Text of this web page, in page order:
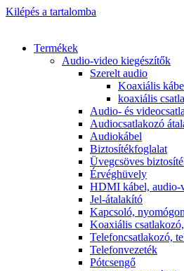
Kilépés a tartalomba
Termékek
Audio-video kiegészítők
Szerelt audio
Koaxiális
koaxiális
Audio- és
Audiocsatlakozó
Audiokábel
Biztosítékfoglalat
Üvegcsöves
Érvéghüvely
HDMI kábel, audio-
Jel-átalakító
Kapcsoló,
Koaxiális
Telefoncsatlakozó,
Telefonvezeték
Pótcsengő